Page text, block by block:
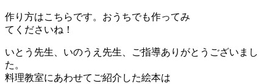
作り方はこちらです。おうちでも作ってみ
てくださいね！
いとう先生、いのうえ先生、ご指導ありがとうございまし
た。
料理教室にあわせてご紹介した絵本は